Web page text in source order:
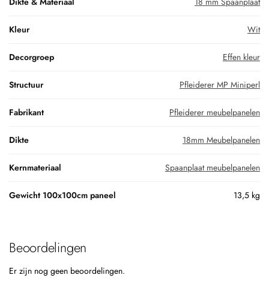
Kleur Wit
Decorgroep Effen kleur
Structuur Pfleiderer MP Miniperl
Fabrikant Pfleiderer meubelpanelen
Dikte 18mm Meubelpanelen
Kernmateriaal Spaanplaat meubelpanelen
Gewicht 100x100cm paneel 13,5 kg
Beoordelingen
Er zijn nog geen beoordelingen.